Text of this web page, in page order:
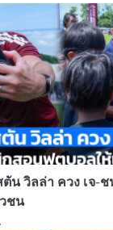
น วิลล่า ควง เจ-
ชน